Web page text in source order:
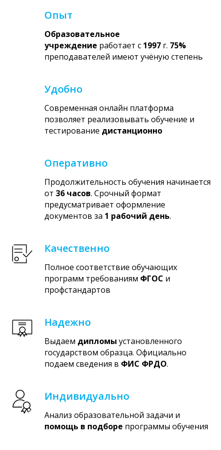
Опыт
Образовательное
учреждение работает с 1997 г. 75%
преподавателей имеют учёную степень
Удобно
Современная онлайн платформа
позволяет реализовывать обучение и
тестирование дистанционно
Оперативно
Продолжительность обучения начинается
от 36 часов. Срочный формат
предусматривает оформление
документов за 1 рабочий день.
Качественно
Полное соответствие обучающих
программ требованиям ФГОС и
профстандартов
Надежно
Выдаем дипломы установленного
государством образца. Официально
подаем сведения в ФИС ФРДО.
Индивидуально
Анализ образовательной задачи и
помощь в подборе программы обучения